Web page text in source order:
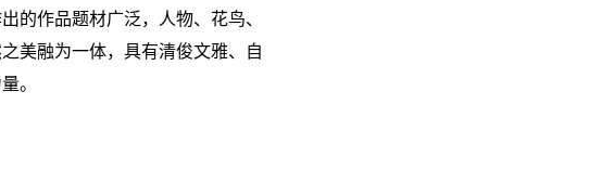
的作品题材广泛，人物、花鸟、
美融为一体，具有清俊文雅、自
。